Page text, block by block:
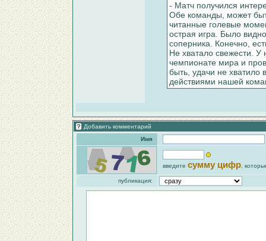
- Матч получился
Обе команды, может
читанные голевые
острая игра. Было
соперника. Конечно,
Не хватало свежести. У
чемпионате мира и
быть, удачи не
действиями нашей
Добавить комментарий
Имя
введите сумму цифр ,
публикация: